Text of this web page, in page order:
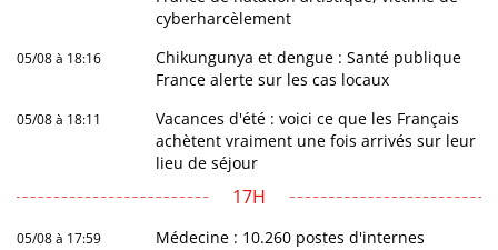
cyberharcèlement
05/08 à 18:16
Chikungunya et dengue : Santé publique
France alerte sur les cas locaux
05/08 à 18:11
Vacances d'été : voici ce que les Français
achètent vraiment une fois arrivés sur leur
lieu de séjour
17H
05/08 à 17:59
Médecine : 10.260 postes d'internes